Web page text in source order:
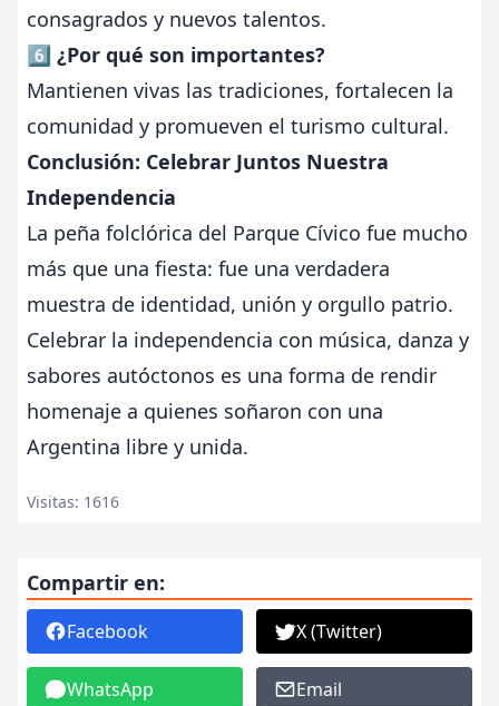
consagrados y nuevos talentos.
6️⃣ ¿Por qué son importantes?
Mantienen vivas las tradiciones, fortalecen la
comunidad y promueven el turismo cultural.
Conclusión: Celebrar Juntos Nuestra
Independencia
La peña folclórica del Parque Cívico fue mucho
más que una fiesta: fue una verdadera
muestra de identidad, unión y orgullo patrio.
Celebrar la independencia con música, danza y
sabores autóctonos es una forma de rendir
homenaje a quienes soñaron con una
Argentina libre y unida.
Visitas: 1616
Compartir en:
Facebook X (Twitter)
WhatsApp Email